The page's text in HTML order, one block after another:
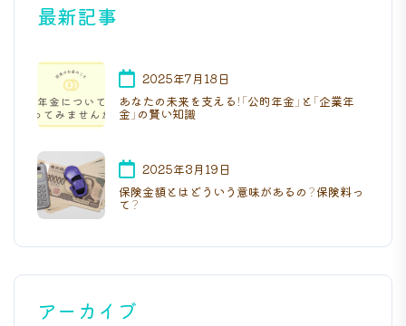
最新記事
2025年7月18日
あなたの未来を支える！「公的年金」と「企業年
金」の賢い知識
2025年3月19日
保険金額とはどういう意味があるの？保険料っ
て？
アーカイブ